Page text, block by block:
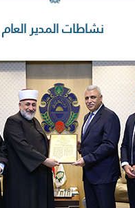
نشاطات المدير العام